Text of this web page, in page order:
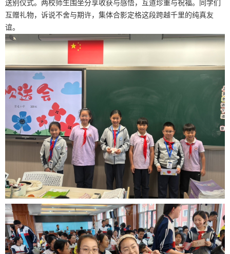
送别仪式。两校师生围坐分享收获与感悟，互道珍重与祝福。同学们
互赠礼物，诉说不舍与期许，集体合影定格这段跨越千里的纯真友
谊。